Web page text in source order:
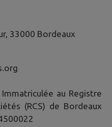
33000 Bordeaux
au Registre
(RCS) de Bordeaux